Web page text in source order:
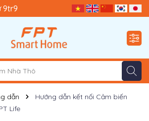
9tr9
dẫn
Hướng dẫn kết nối Cảm biến
Life